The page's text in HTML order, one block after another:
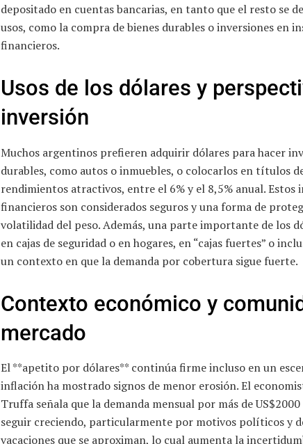
depositado en cuentas bancarias, en tanto que el resto se
usos, como la compra de bienes durables o inversiones en
financieros.
Usos de los dólares y
inversión
Muchos argentinos prefieren adquirir dólares para hacer
durables, como autos o inmuebles, o colocarlos en títulos
rendimientos atractivos, entre el 6% y el 8,5% anual. Estos
financieros son considerados seguros y una forma de
volatilidad del peso. Además, una parte importante de los
en cajas de seguridad o en hogares, en “cajas fuertes” o
un contexto en que la demanda por cobertura sigue fuerte.
Contexto económico y
mercado
El **apetito por dólares** continúa firme incluso en un
inflación ha mostrado signos de menor erosión. El
Truffa señala que la demanda mensual por más de
seguir creciendo, particularmente por motivos políticos y
vacaciones que se aproximan, lo cual aumenta la